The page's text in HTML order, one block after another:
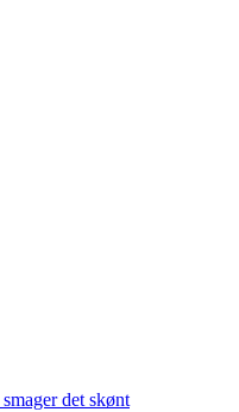
det skønt